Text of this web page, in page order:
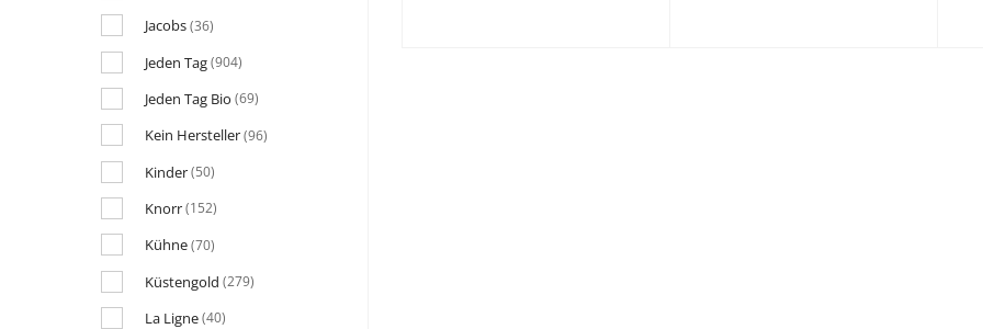
Jacobs(36)
Jeden Tag(904)
Jeden Tag Bio (69)
Kein Hersteller(96)
Kinder(50)
Knorr(152)
Kühne(70)
Küstengold (279)
La Ligne(40)